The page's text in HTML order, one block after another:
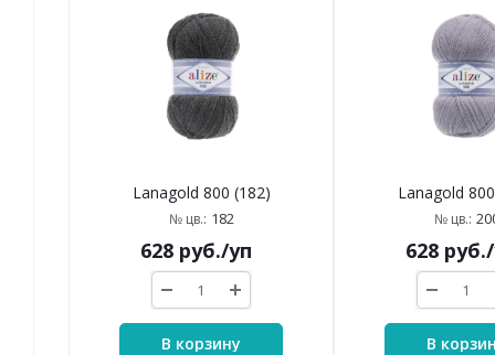
Lanagold 800 (182)
№ цв.: 182
628руб./уп
В корзину
Lanagold
№ цв.:
628руб.
В